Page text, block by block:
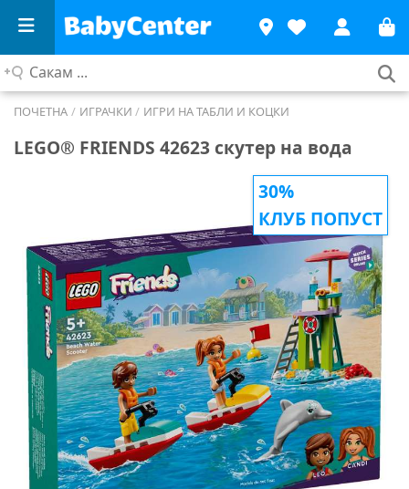
Сакам
ПОЧЕТНА / ИГРАЧКИ / ИГРИ НА ТАБЛИ И КОЦКИ
LEGO® FRIENDS 42623 скутер на вода
30%
КЛУБ ПОПУСТ